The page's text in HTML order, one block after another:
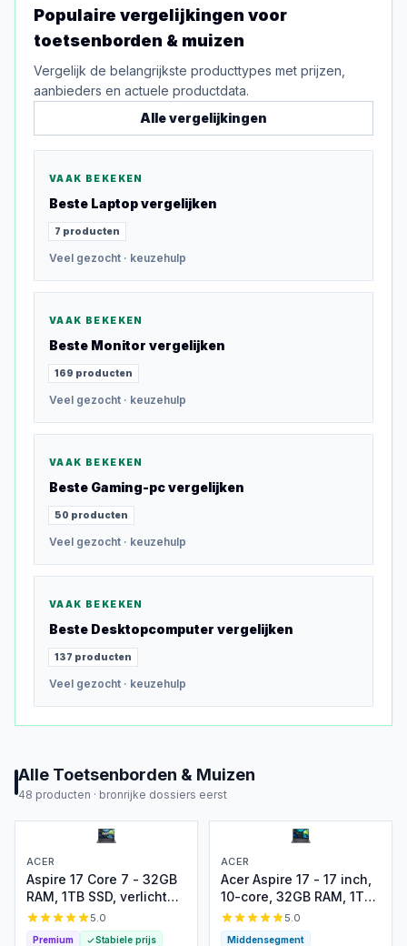
Populaire vergelijkingen voor
toetsenborden & muizen
Vergelijk de belangrijkste producttypes met prijzen,
aanbieders en actuele productdata.
Alle vergelijkingen
VAAK BEKEKEN
Beste Laptopvergelijken
7 producten
Veel gezocht · keuzehulp
VAAK BEKEKEN
Beste Monitor vergelijken
169 producten
Veel gezocht · keuzehulp
VAAK BEKEKEN
Beste Gaming-pcvergelijken
50 producten
Veel gezocht · keuzehulp
VAAK BEKEKEN
Beste Desktopcomputer vergelijken
137 producten
Veel gezocht · keuzehulp
Alle Toetsenborden & Muizen
48 producten · bronrijke dossiers eerst
ACER
Aspire 17 Core 7 - 32GB
RAM, 1TB SSD, verlicht
toetsenbord
5.0
Premium Stabiele prijs
ACER
Acer Aspire 17 - 17 inch,
10-core, 32GB RAM, 1TB
SSD, verlicht
toetsenbord
5.0
Middensegment